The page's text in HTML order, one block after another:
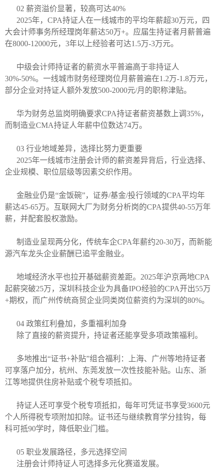
02 薪资溢价显著，较高可达40%
2025年，CPA持证人在一线城市的平均年薪超30万元，四
大会计师事务所经理岗年薪达50万+。应届生持证者月薪普遍
在8000-12000元，3年以上经验者可达1.5万-3万元。
中级会计师持证者的薪资水平普遍高于非持证人
30%-50%。一线城市财务经理岗位月薪普遍在1.2万-1.8万元，
部分企业对持证人额外发放500-2000元/月的职称津贴。
华为财务总监岗明确要求CPA持证者薪资基数上调35%，
而制造业CMA持证人年薪中位数达74万。
03 行业地域差异，选择比努力更重要
2025年一线城市注册会计师的薪资差异背后，行业选择、
企业规模、职位层级等因素交织作用。
金融业仍是“金饭碗”，证券/基金/投行领域的CPA平均年
薪达45-65万。互联网大厂为财务分析岗的CPA提供40-55万年
薪，并配套股权激励。
制造业呈现两分化，传统车企CPA年薪约20-30万，而新能
源汽车龙头企业薪酬已追平金融业。
地域经济水平也拉开基础薪资差距。2025年沪京两地CPA
起薪突破25万，深圳科技企业为具备IPO经验的CPA开出55万
+期权，而广州传统商贸企业同类岗位薪资约为深圳的80%。
04 政策红利叠加，多重福利加身
除了直接的薪资提升，持证者还能享受多项政策福利。
多地推出“证书+补贴”组合福利：上海、广州等地持证者
可享落户加分，杭州、东莞发放一次性技能补贴。山东、浙
江等地提供住房补贴或个税专项抵扣。
持证人还可享受个税专项抵扣，每年可凭证书享受3600元
个人所得税专项附加扣除。证书还与继续教育学分挂钩，每
科可抵90学时，降低职业门槛。
05 职业发展路径，多元选择空间
注册会计师持证人可选择多元化赛道发展。